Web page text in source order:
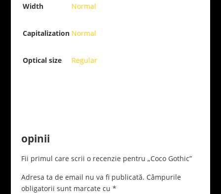
Width Normal
Capitalization Normal
Optical size Regular
opinii
Fii primul care scrii o recenzie pentru „Coco Gothic”
Adresa ta de email nu va fi publicată. Câmpurile
obligatorii sunt marcate cu *